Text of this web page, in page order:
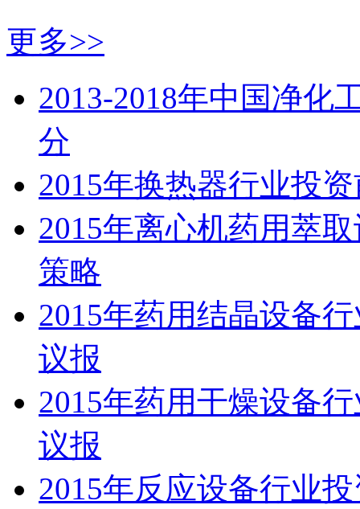
更多>>
2013-2018年中国净化
分
2015年换热器行业投
2015年离心机药用萃
策略
2015年药用结晶设备
议报
2015年药用干燥设备
议报
2015年反应设备行业